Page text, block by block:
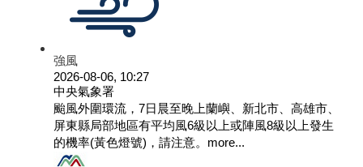
強風
2026-08-06, 10:27
中央氣象署
颱風外圍環流，7日晨至晚上蘭嶼、新北市、高雄市、
屏東縣局部地區有平均風6級以上或陣風8級以上發生
的機率(黃色燈號)，請注意。 more...